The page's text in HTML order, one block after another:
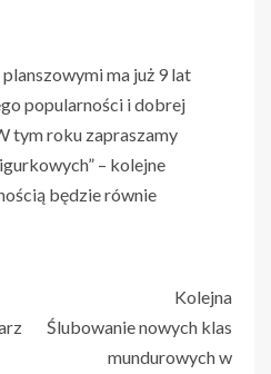
ma już 9 lat
popularności i dobrej
tym roku zapraszamy
– kolejne
będzie równie
Kolejna
Ślubowanie nowych klas
mundurowych w